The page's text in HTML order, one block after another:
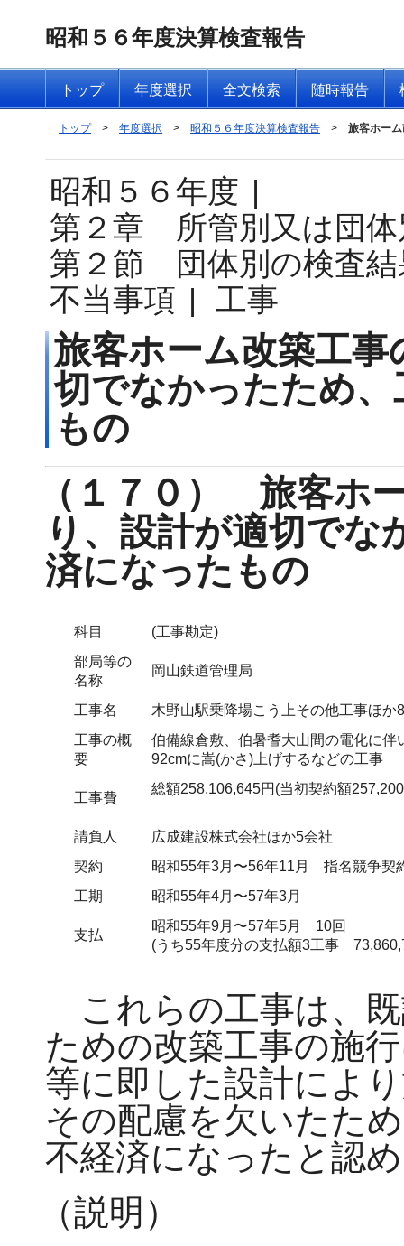
昭和５６年度決算検査報告
トップ 年度選択 全文検索 随時報告
トップ > 年度選択 > 昭和５６年度決算検査報告 > 旅客ホー
昭和５６年度 |
第２章 所管別又は団体
第２節 団体別の検査結
不当事項 | 工事
旅客ホーム改築工
切でなかったため
もの
（１７０） 旅客ホ
り、設計が適切でな
済になったもの
科目
(工事勘定)
部局等の
名称
岡山鉄道管理局
工事名
木野山駅乗降場こう上その他工事ほか
工事の概
要
伯備線倉敷、伯暑耆大山間の電化に伴
92cmに嵩(かさ)上げするなどの工事
工事費
総額258,106,645円(当初契約額
請負人
広成建設株式会社ほか5会社
契約
昭和55年3月〜56年11月 指名競争契
工期
昭和55年4月〜57年3月
支払
昭和55年9月〜57年5月 10回
(うち55年度分の支払額3工事
これらの工事は、
ための改築工事の施
等に即した設計によ
その配慮を欠いたた
不経済になったと認
（説明）